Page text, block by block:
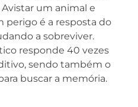
um animal e
perigo é a resposta do
a sobreviver.
responde 40 vezes
sendo também o
buscar a memória.